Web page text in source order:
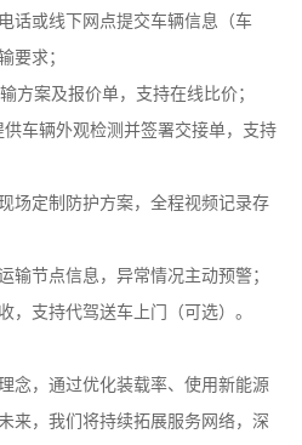
话或线下网点提交车辆信息（车
要求；
方案及报价单，支持在线比价；
车辆外观检测并签署交接单，支持
场定制防护方案，全程视频记录存
输节点信息，异常情况主动预警；
，支持代驾送车上门（可选）。
念，通过优化装载率、使用新能源
来，我们将持续拓展服务网络，深